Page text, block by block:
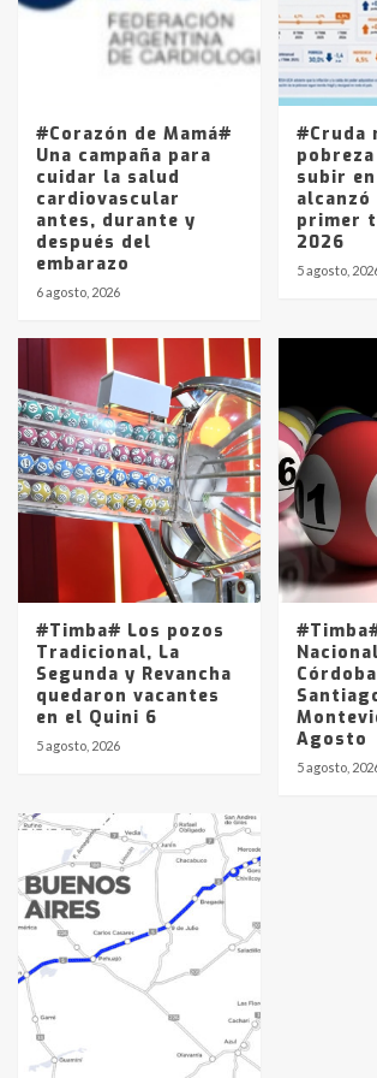
Los precios de los
La Pampa, desde YPF
entre 857 a 1338 pesos
#Corazón de Mamá#
Una campaña para
cuidar la salud
cardiovascular
antes, durante y
después del
embarazo
6 agosto, 2026
#Cruda
subir
alcanzó
primer
2026
5 agosto,
#Timba# Los pozos
Tradicional, La
Segunda y Revancha
quedaron vacantes
en el Quini 6
5 agosto, 2026
Agosto
5 agosto,